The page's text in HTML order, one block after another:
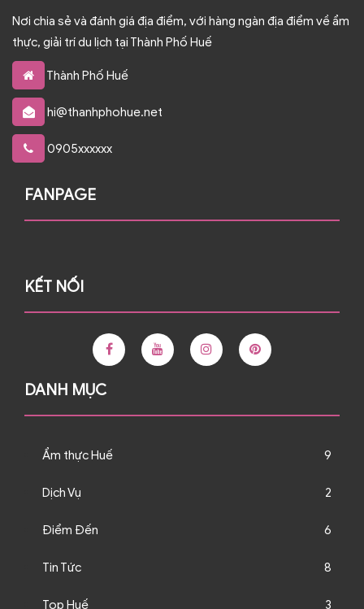
Nơi chia sẻ và đánh giá địa điểm, với hàng ngàn địa điểm về ẩm
thực, giải trí du lịch tại Thành Phố Huế
Thành Phố Huế
hi@thanhphohue.net
0905xxxxxx
FANPAGE
KẾT NỐI
DANH MỤC
Ẩm thực Huế 9
Dịch Vụ 2
Điểm Đến 6
Tin Tức 8
Top Huế 3